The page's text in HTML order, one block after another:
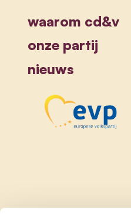
waarom cd&v
onze partij
nieuws